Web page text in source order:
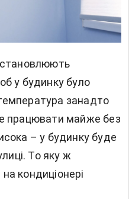
у будинку було
занадто
працювати майже без
– у будинку буде
То яку ж
кондиціонері